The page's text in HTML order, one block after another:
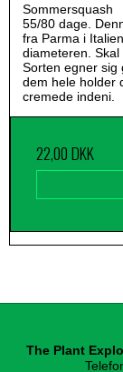
Sommersquash
55/80 dage.
fra Parma i
diameteren.
Sorten egner sig
dem hele holder
cremede indeni.
22,00 DKK
The Plant